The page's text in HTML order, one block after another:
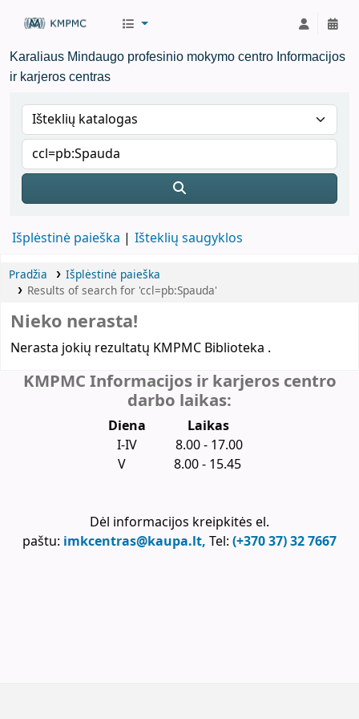
Karaliaus Mindaugo profesinio mokymo centro Informacijos
ir karjeros centras
Išplėstinė paieška Išteklių saugyklos
Pradžia
Išplėstinė paieška
Results of search for 'ccl=pb:Spauda'
Nieko nerasta!
Nerasta jokių rezultatų KMPMC Biblioteka .
KMPMC Informacijos ir karjeros centro
darbo laikas:
Diena
Laikas
I-IV 8.00 - 17.00
V 8.00 - 15.45
Dėl informacijos kreipkitės el.
paštu: imkcentras@kaupa.lt, Tel: (+370 37) 32 7667